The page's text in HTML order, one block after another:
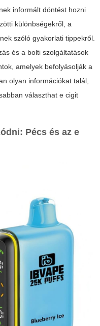
informált döntést hozni
különbségekről, a
szóló gyakorlati tippekről.
és a bolti szolgáltatások
amelyek befolyásolják a
olyan információkat talál,
választhat e cigit
Pécs és az e